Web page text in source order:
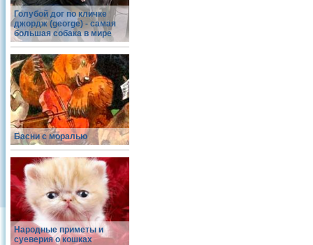
Голубой дог по кличке
джордж (george) - самая
большая собака в мире
Басни с моралью
Народные приметы и
суеверия о кошках